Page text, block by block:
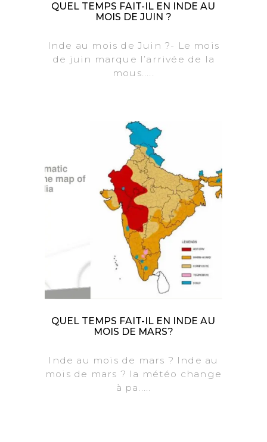
QUEL TEMPS FAIT-IL EN INDE AU
MOIS DE JUIN ?
Inde au mois de Juin ?- Le mois
de juin marque l’arrivée de la
mous.....
QUEL TEMPS FAIT-IL EN INDE AU
MOIS DE MARS?
Inde au mois de mars ? Inde au
mois de mars ? la météo change
à pa.....